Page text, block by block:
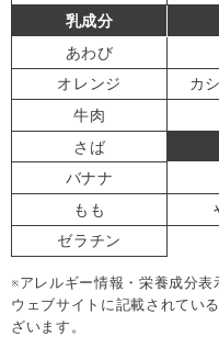
乳成分
あわび
オレンジ
カ
牛肉
さば
バナナ
もも
ゼラチン
※アレルギー情報・栄養成分表
ウェブサイトに記載されてい
ざいます。